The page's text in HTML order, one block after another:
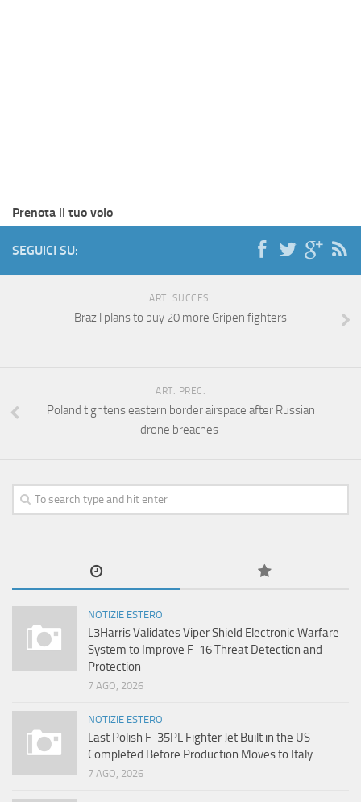
Prenota il tuo volo
SEGUICI SU:
ART. SUCCES.
Brazil plans to buy 20 more Gripen fighters
ART. PREC.
Poland tightens eastern border airspace after Russian
drone breaches
NOTIZIE ESTERO
L3Harris Validates Viper Shield Electronic Warfare
System to Improve F-16 Threat Detection and
Protection
7 AGO, 2026
NOTIZIE ESTERO
Last Polish F-35PL Fighter Jet Built in the US
Completed Before Production Moves to Italy
7 AGO, 2026